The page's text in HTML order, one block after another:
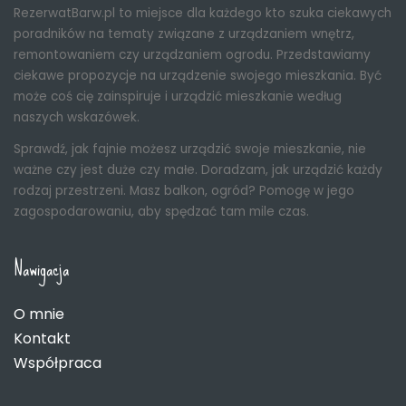
RezerwatBarw.pl to miejsce dla każdego kto szuka ciekawych
poradników na tematy związane z urządzaniem wnętrz,
remontowaniem czy urządzaniem ogrodu. Przedstawiamy
ciekawe propozycje na urządzenie swojego mieszkania. Być
może coś cię zainspiruje i urządzić mieszkanie według
naszych wskazówek.
Sprawdź, jak fajnie możesz urządzić swoje mieszkanie, nie
ważne czy jest duże czy małe. Doradzam, jak urządzić każdy
rodzaj przestrzeni. Masz balkon, ogród? Pomogę w jego
zagospodarowaniu, aby spędzać tam mile czas.
Nawigacja
O mnie
Kontakt
Współpraca